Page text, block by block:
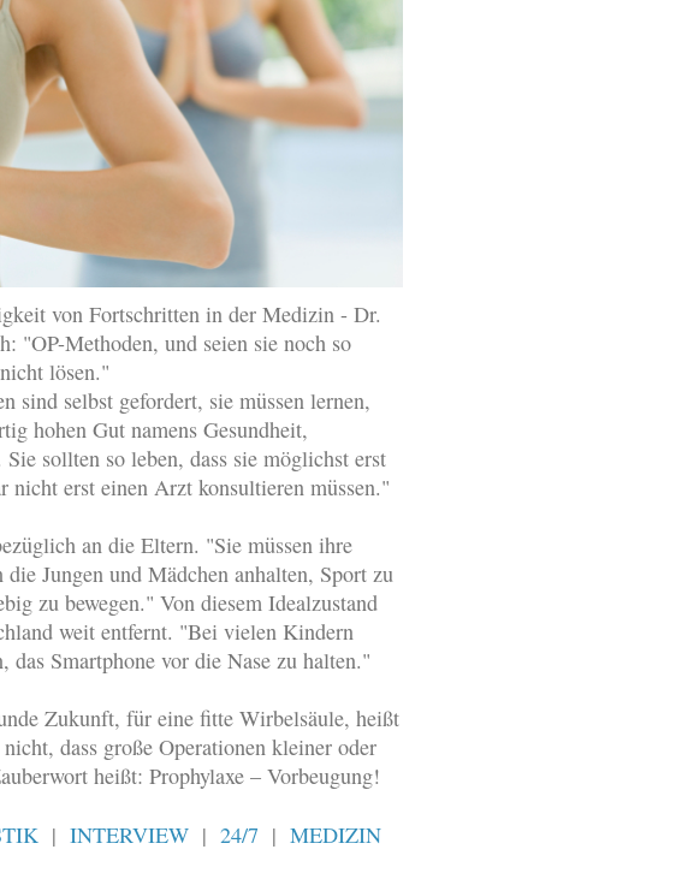
von Fortschritten in der Medizin - Dr.
"OP-Methoden, und seien sie noch so
lösen."
sind selbst gefordert, sie müssen lernen,
hohen Gut namens Gesundheit,
sollten so leben, dass sie möglichst erst
nicht erst einen Arzt konsultieren müssen."
an die Eltern. "Sie müssen ihre
Jungen und Mädchen anhalten, Sport zu
zu bewegen." Von diesem Idealzustand
weit entfernt. "Bei vielen Kindern
das Smartphone vor die Nase zu halten."
Zukunft, für eine fitte Wirbelsäule, heißt
dass große Operationen kleiner oder
heißt: Prophylaxe – Vorbeugung!
| INTERVIEW | 24/7 | MEDIZIN